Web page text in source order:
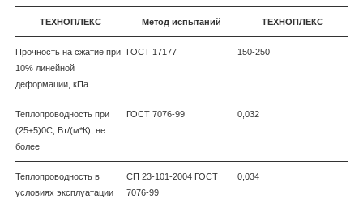
ТЕХНОПЛЕКС Метод испытаний ТЕХНОПЛЕКС
Прочность на сжатие при
10% линейной
деформации, кПа
ГОСТ 17177 150-250
Теплопроводность при
(25±5)0С, Вт/(м*К), не
более
ГОСТ 7076-99 0,032
Теплопроводность в
условиях эксплуатации
СП 23-101-2004 ГОСТ
7076-99
0,034